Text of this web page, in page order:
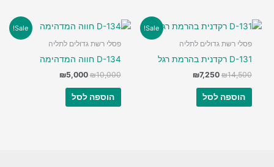
Sale!
פסלי רשת גדולים לתליה
D-131 רקדנית בהרמת רגל
₪14,500
המחיר
היה:
₪14,500.
₪7,250
המחיר
הוספה לסל
Sale!
פסלי רשת גדולים לתליה
D-134 חווה המדהימה
₪10,000
המחיר
היה:
₪10,000.
₪5,000
המחיר
הוספה לסל